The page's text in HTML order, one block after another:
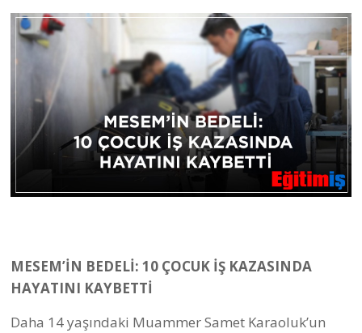
MESEM’İN BEDELİ: 10 ÇOCUK İŞ KAZASINDA
HAYATINI KAYBETTİ
Daha 14 yaşındaki Muammer Samet Karaoluk’un